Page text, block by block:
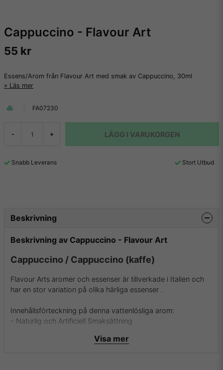
Cappuccino - Flavour Art
55 kr
Essens/Arom från Flavour Art med smak av Cappuccino, 30ml
Läs mer
FA07230
- + LÄGG I VARUKORGEN
Snabb Leverans Stort Utbud
Beskrivning
Beskrivning av Cappuccino - Flavour Art
Cappuccino / Cappuccino (kaffe)
Flavour Arts aromer och essenser är tillverkade i Italien och
har en stor variation på olika härliga essenser .
Innehållsförteckning på denna vattenlösliga arom:
- Naturlig och Artificiell Smaksättning
Visa mer